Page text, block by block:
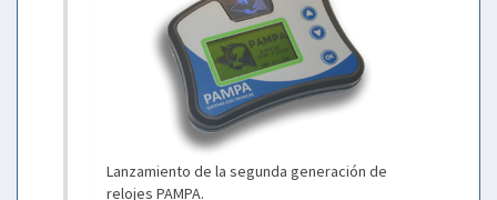
Lanzamiento de la segunda generación de
relojes PAMPA.